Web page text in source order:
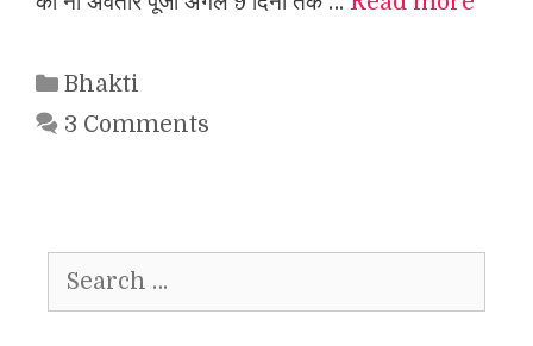
Categories
Bhakti
3 Comments
for: